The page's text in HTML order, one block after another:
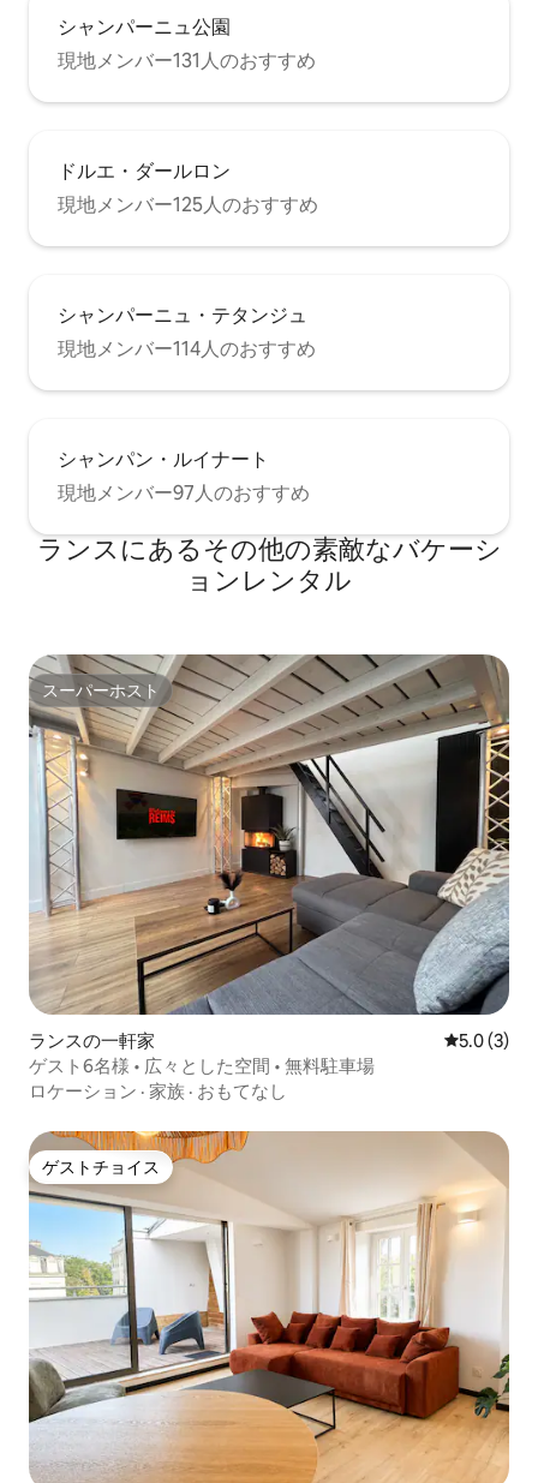
シャンパーニュ公園
現地メンバー131人のおすすめ
ドルエ・ダールロン
現地メンバー125人のおすすめ
シャンパーニュ・テタンジュ
現地メンバー114人のおすすめ
シャンパン・ルイナート
現地メンバー97人のおすすめ
ランスにあるその他の素敵なバケーシ
ョンレンタル
スーパーホスト
スーパーホスト
ランスの一軒家 レビュー3
5.0 (3)
ゲスト6名様 • 広々とした空間 • 無料駐車場
ロケーション · 家族 · おもてなし
ゲストチョイス
ゲストチョイス